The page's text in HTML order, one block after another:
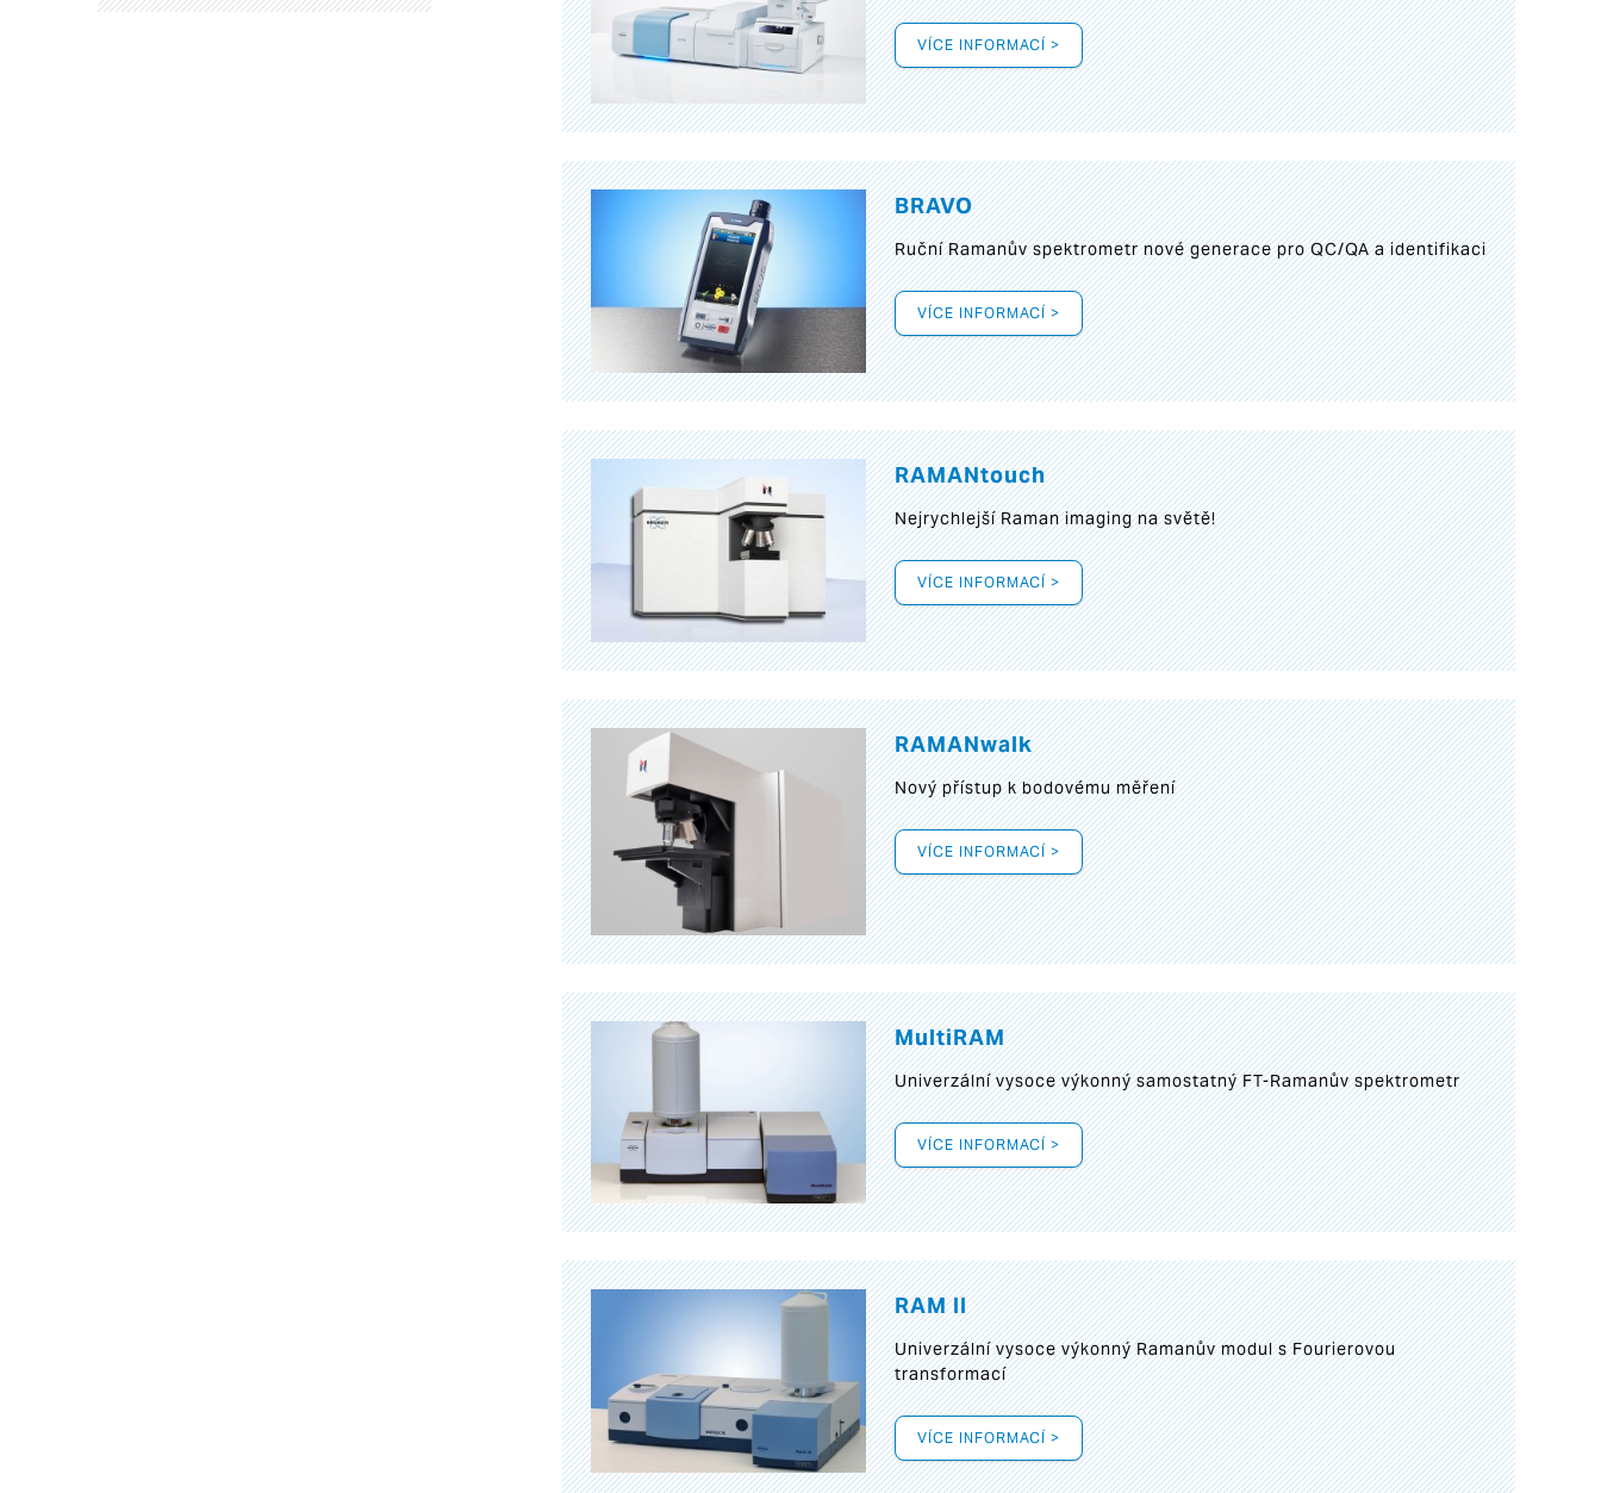
VÍCE INFORMACÍ >
BRAVO
Ruční Ramanův spektrometr nové generace pro QC/QA a identifikaci
VÍCE INFORMACÍ >
RAMANtouch
Nejrychlejší Raman imaging na světě!
VÍCE INFORMACÍ >
RAMANwalk
Nový přístup k bodovému měření
VÍCE INFORMACÍ >
MultiRAM
Univerzální vysoce výkonný samostatný FT-Ramanův spektrometr
VÍCE INFORMACÍ >
RAM II
Univerzální vysoce výkonný Ramanův modul s Fourierovou
transformací
VÍCE INFORMACÍ >